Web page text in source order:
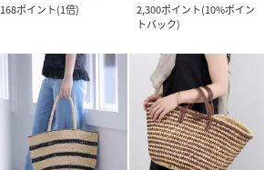
168ポイント(1倍)
2,300ポイント(10%ポイン
トバック)